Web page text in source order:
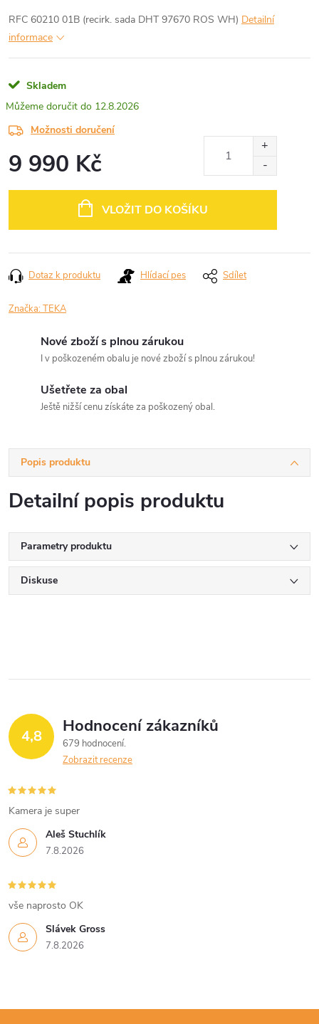
RFC 60210 01B (recirk. sada DHT 97670 ROS WH) Detailní
informace
Skladem
12.8.2026
Možnosti doručení
9 990 Kč
VLOŽIT DO KOŠÍKU
Dotaz k produktu Hlídací pes Sdílet
Značka:TEKA
Nové zboží s plnou zárukou
I v poškozeném obalu je nové zboží s plnou zárukou!
Ušetřete za obal
Ještě nižší cenu získáte za poškozený obal.
Popis produktu
Detailní popis produktu
Parametry produktu
Diskuse
4,8 Hodnocení zákazníků
679 hodnocení
Zobrazit recenze
Aleš Stuchlík
7.8.2026
Kamera je super
Slávek Gross
7.8.2026
vše naprosto OK